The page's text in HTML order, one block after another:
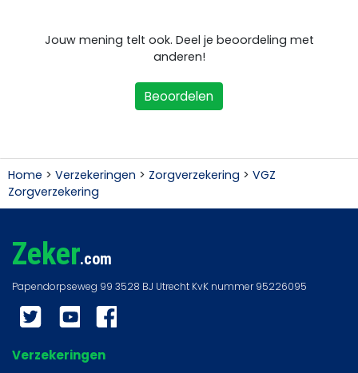
Jouw mening telt ook. Deel je beoordeling met
anderen!
Beoordelen
Home > Verzekeringen > Zorgverzekering > VGZ
Zorgverzekering
Zeker.com
Twitter YouTube
Verzekeringen